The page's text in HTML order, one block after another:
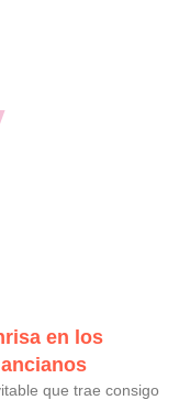
en los
que trae consigo